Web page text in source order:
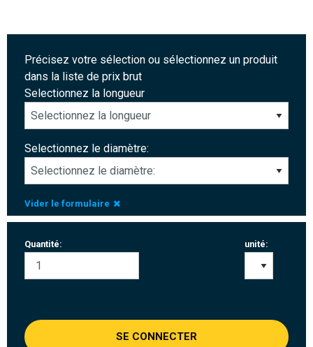
Précisez votre sélection ou sélectionnez un produit
dans la liste de prix brut
Selectionnez la longueur
Selectionnez le diamètre:
Vider le formulaire
Quantité: unité:
SE CONNECTER